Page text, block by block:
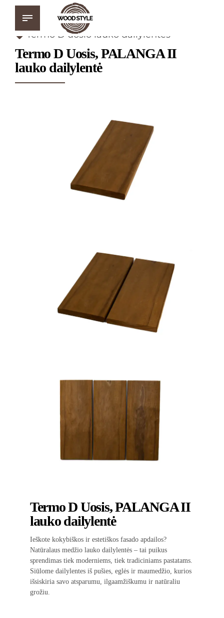
Termo D uosio lauko dailylentės
Termo D Uosis, PALANGA II
lauko dailylentė
Termo D Uosis, PALANGA II
lauko dailylentė
Ieškote kokybiškos ir estetiškos fasado apdailos?
Natūralaus medžio lauko dailylentės – tai puikus
sprendimas tiek moderniems, tiek tradiciniams pastatams.
Siūlome dailylentes iš pušies, eglės ir maumedžio, kurios
išsiskiria savo atsparumu, ilgaamžiškumu ir natūraliu
grožiu.